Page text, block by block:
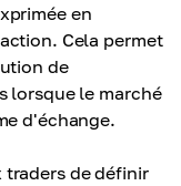
en
Cela permet
de
lorsque le marché
d'échange.
traders de définir